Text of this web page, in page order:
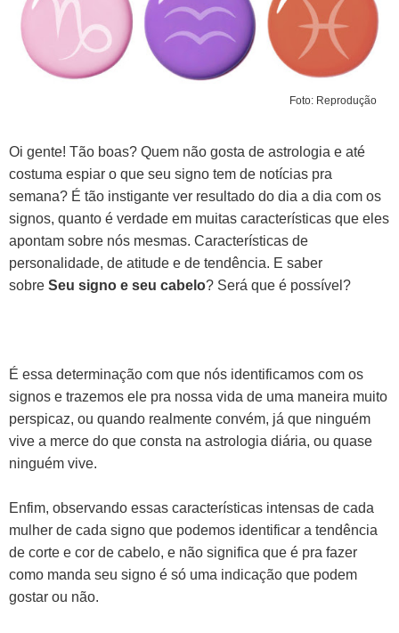
Foto: Reprodução
Oi gente! Tão boas? Quem não gosta de astrologia e até
costuma espiar o que seu signo tem de notícias pra
semana? É tão instigante ver resultado do dia a dia com os
signos, quanto é verdade em muitas características que eles
apontam sobre nós mesmas. Características de
personalidade, de atitude e de tendência. E saber
sobre Seu signo e seu cabelo? Será que é possível?
É essa determinação com que nós identificamos com os
signos e trazemos ele pra nossa vida de uma maneira muito
perspicaz, ou quando realmente convém, já que ninguém
vive a merce do que consta na astrologia diária, ou quase
ninguém vive.
Enfim, observando essas características intensas de cada
mulher de cada signo que podemos identificar a tendência
de corte e cor de cabelo, e não significa que é pra fazer
como manda seu signo é só uma indicação que podem
gostar ou não.